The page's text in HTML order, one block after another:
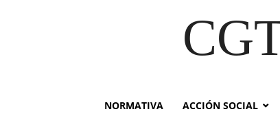
NORMATIVA ACCIÓN SOCIAL